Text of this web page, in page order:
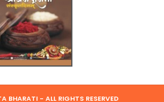
BHARATI - ALL RIGHTS RESERVED